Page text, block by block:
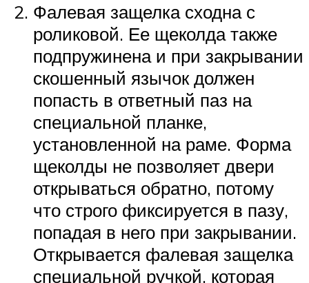
Фалевая защелка сходна с
роликовой. Ее щеколда также
подпружинена и при закрывании
скошенный язычок должен
попасть в ответный паз на
специальной планке,
установленной на раме. Форма
щеколды не позволяет двери
открываться обратно, потому
что строго фиксируется в пазу,
попадая в него при закрывании.
Открывается фалевая защелка
специальной ручкой, которая